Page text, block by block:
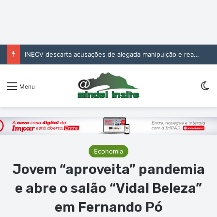
INECV descarta acusações de alegada manipulção e reafirma independência e rigor das estatísticas oficiais
Menu
Economia
Jovem “aproveita” pandemia
e abre o salão “Vidal Beleza”
em Fernando Pó